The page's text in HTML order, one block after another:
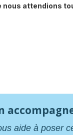
nous attendions
aide à poser